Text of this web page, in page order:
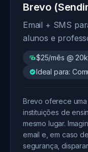
Brevo
Email + SMS
alunos e
$25/mês @
Ideal para:
Brevo oferece
instituições de
mesmo lugar.
email e, em caso
segurança,